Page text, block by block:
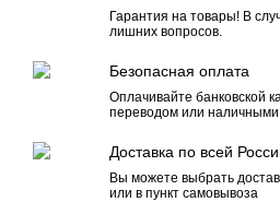
Гарантия на товары! В
лишних вопросов.
Безопасная оплата
Оплачивайте банковской
переводом или
Доставка по всей
Вы можете выбрать
или в пункт самовывоза